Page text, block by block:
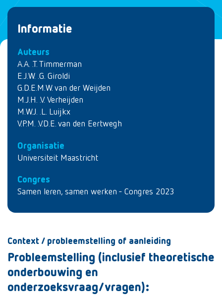
Informatie
Auteurs
A.A. .T. Timmerman
E.J.W. .G. Giroldi
G.D.E.M.W. van der Weijden
M.J.H. .V. Verheijden
M.W.J. .L. Luijkx
V.P.M. .V.D.E. van den Eertwegh
Organisatie
Universiteit Maastricht
Congres
Samen leren, samen werken - Congres 2023
Context / probleemstelling of aanleiding
Probleemstelling (inclusief theoretische
onderbouwing en
onderzoeksvraag/vragen):